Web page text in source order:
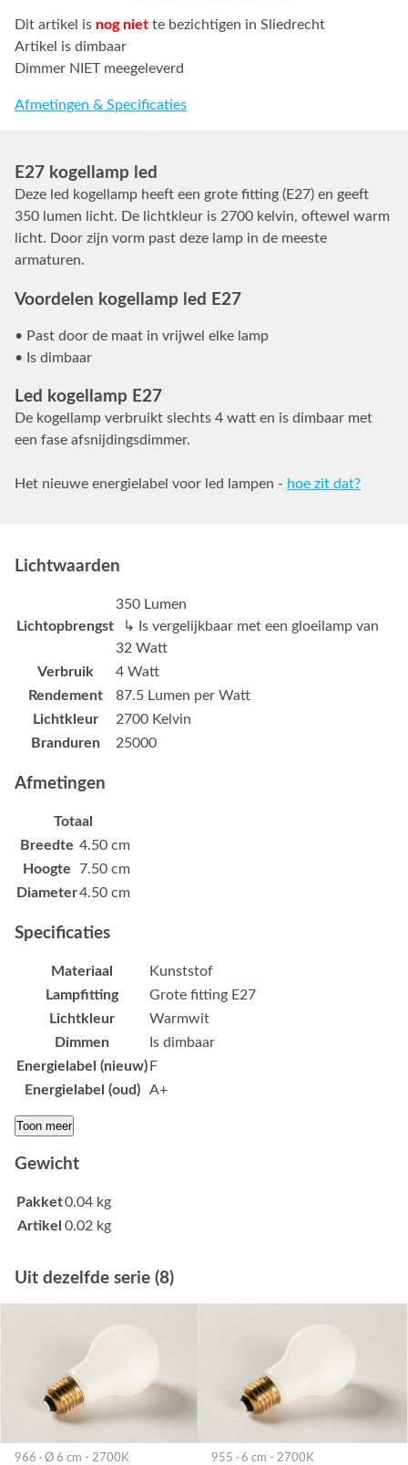
Dit artikel is nog niet te bezichtigen in Sliedrecht
Artikel is dimbaar
Dimmer NIET meegeleverd
Afmetingen & Specificaties
E27 kogellamp led
Deze led kogellamp heeft een grote fitting (E27) en geeft
350 lumen licht. De lichtkleur is 2700 kelvin, oftewel warm
licht. Door zijn vorm past deze lamp in de meeste
armaturen.
Voordelen kogellamp led E27
• Past door de maat in vrijwel elke lamp
• Is dimbaar
Led kogellamp E27
De kogellamp verbruikt slechts 4 watt en is dimbaar met
een fase afsnijdingsdimmer.
Het nieuwe energielabel voor led lampen - hoe zit dat?
Lichtwaarden
Lichtopbrengst
350 Lumen
↳ Is vergelijkbaar met een gloeilamp van
32 Watt
Verbruik
4 Watt
Rendement
87.5 Lumen per Watt
Lichtkleur
2700 Kelvin
Branduren
25000
Afmetingen
Totaal
Breedte 4.50 cm
Hoogte
7.50 cm
Diameter4.50 cm
Specificaties
Materiaal
Kunststof
Lampfitting
Grote fitting E27
Lichtkleur
Warmwit
Dimmen
Is dimbaar
Energielabel (nieuw) F
Energielabel (oud)
A+
Toon meer
Gewicht
Pakket0.04 kg
Artikel 0.02 kg
Uit dezelfde serie (8)
966 · Ø 6 cm - 2700K 955 · 6 cm - 2700K